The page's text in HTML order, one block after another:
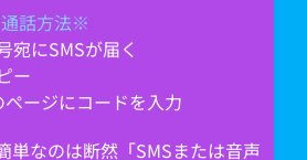
話方法※
にSMSが届く
ー
ージにコードを入力
単なのは断然「SMSまたは音声